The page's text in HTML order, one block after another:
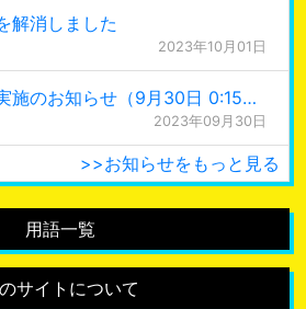
解消しました
2023年10月01日
緊急メンテナンス実施のお知らせ（9月30日 0:15更新）
2023年09月30日
>>お知らせをもっと見る
用語一覧
サイトについて